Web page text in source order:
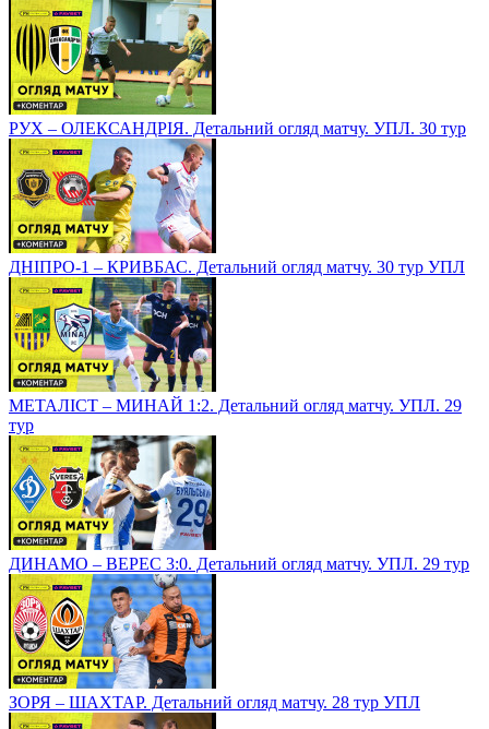
РУХ – ОЛЕКСАНДРІЯ. Детальний огляд матчу. УПЛ. 30 тур
ДНІПРО-1 – КРИВБАС. Детальний огляд матчу. 30 тур УПЛ
МЕТАЛІСТ – МИНАЙ 1:2. Детальний огляд матчу. УПЛ. 29
тур
ДИНАМО – ВЕРЕС 3:0. Детальний огляд матчу. УПЛ. 29 тур
ЗОРЯ – ШАХТАР. Детальний огляд матчу. 28 тур УПЛ